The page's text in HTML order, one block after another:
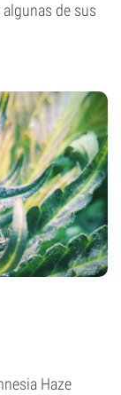
de sus
Haze